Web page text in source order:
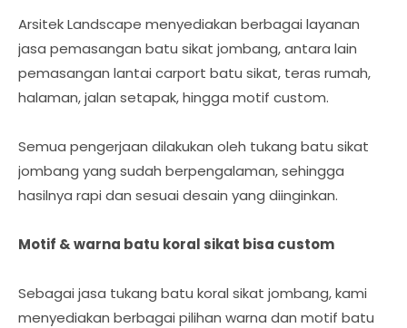
Arsitek Landscape menyediakan berbagai layanan
jasa pemasangan batu sikat jombang, antara lain
pemasangan lantai carport batu sikat, teras rumah,
halaman, jalan setapak, hingga motif custom.
Semua pengerjaan dilakukan oleh tukang batu sikat
jombang yang sudah berpengalaman, sehingga
hasilnya rapi dan sesuai desain yang diinginkan.
Motif & warna batu koral sikat bisa custom
Sebagai jasa tukang batu koral sikat jombang, kami
menyediakan berbagai pilihan warna dan motif batu